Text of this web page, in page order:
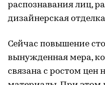
распознавания лиц,
дизайнерская
Сейчас повышение
вынужденная мера,
связана с ростом цен